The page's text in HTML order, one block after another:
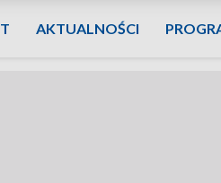
AKTUALNOŚCI